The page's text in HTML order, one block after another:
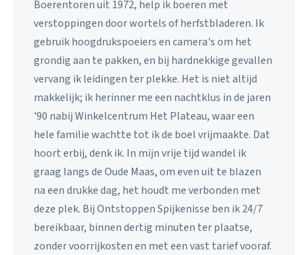
Boerentoren uit 1972, help ik boeren met
verstoppingen door wortels of herfstbladeren. Ik
gebruik hoogdrukspoeiers en camera's om het
grondig aan te pakken, en bij hardnekkige gevallen
vervang ik leidingen ter plekke. Het is niet altijd
makkelijk; ik herinner me een nachtklus in de jaren
'90 nabij Winkelcentrum Het Plateau, waar een
hele familie wachtte tot ik de boel vrijmaakte. Dat
hoort erbij, denk ik. In mijn vrije tijd wandel ik
graag langs de Oude Maas, om even uit te blazen
na een drukke dag, het houdt me verbonden met
deze plek. Bij Ontstoppen Spijkenisse ben ik 24/7
bereikbaar, binnen dertig minuten ter plaatse,
zonder voorrijkosten en met een vast tarief vooraf.